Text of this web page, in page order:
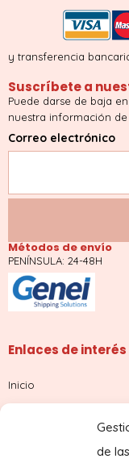
de
y transferencia
Suscríbete a
Puede darse de baja
nuestra información
Correo electrónico
Métodos de envío
PENÍNSULA: 24-48H
Enlaces de interés
Inicio